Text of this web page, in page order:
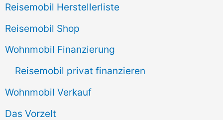
Reisemobil Herstellerliste
Reisemobil Shop
Wohnmobil Finanzierung
Reisemobil privat finanzieren
Wohnmobil Verkauf
Das Vorzelt